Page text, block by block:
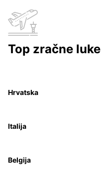
Top zračne luke
Hrvatska
Italija
Belgija